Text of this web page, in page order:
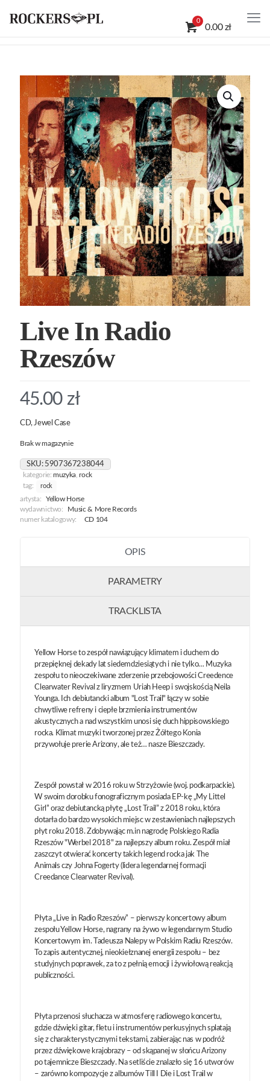
0
0.00 zł
Live In Radio
Rzeszów
45.00 zł
CD, Jewel Case
Brak w magazynie
SKU: 5907367238044
kategorie:muzyka,rock
tag:
rock
artysta:
Yellow Horse
wydawnictwo:
Music & More Records
numer katalogowy:
CD 104
OPIS
PARAMETRY
TRACKLISTA
Yellow Horse to zespół nawiązujący klimatem i duchem do
przepięknej dekady lat siedemdziesiątych i nie tylko… Muzyka
zespołu to nieoczekiwane zderzenie przebojowości Creedence
Clearwater Revival z liryzmem Uriah Heep i swojskością Neila
Younga. Ich debiutancki album "Lost Trail" łączy w sobie
chwytliwe refreny i ciepłe brzmienia instrumentów
akustycznych a nad wszystkim unosi się duch hippisowskiego
rocka. Klimat muzyki tworzonej przez Żółtego Konia
przywołuje prerie Arizony, ale też… nasze Bieszczady.
Zespół powstał w 2016 roku w Strzyżowie (woj. podkarpackie).
W swoim dorobku fonograficznym posiada EP-kę „My Littel
Girl” oraz debiutancką płytę „Lost Trail” z 2018 roku, która
dotarła do bardzo wysokich miejsc w zestawieniach najlepszych
płyt roku 2018. Zdobywając m.in nagrodę Polskiego Radia
Rzeszów "Werbel 2018" za najlepszy album roku. Zespół miał
zaszczyt otwierać koncerty takich legend rocka jak The
Animals czy Johna Fogerty (lidera legendarnej formacji
Creedance Clearwater Revival).
Płyta „Live in Radio Rzeszów” – pierwszy koncertowy album
zespołu Yellow Horse, nagrany na żywo w legendarnym Studio
Koncertowym im. Tadeusza Nalepy w Polskim Radiu Rzeszów.
To zapis autentycznej, nieokiełznanej energii zespołu – bez
studyjnych poprawek, za to z pełnią emocji i żywiołową reakcją
publiczności.
Płyta przenosi słuchacza w atmosferę radiowego koncertu,
gdzie dźwięki gitar, fletu i instrumentów perkusyjnych splatają
się z charakterystycznymi tekstami, zabierając nas w podróż
przez dźwiękowe krajobrazy – od skąpanej w słońcu Arizony
po tajemnicze Bieszczady. Na setliście znalazło się 16 utworów
– zarówno kompozycje z albumów Till I Die i Lost Trail w